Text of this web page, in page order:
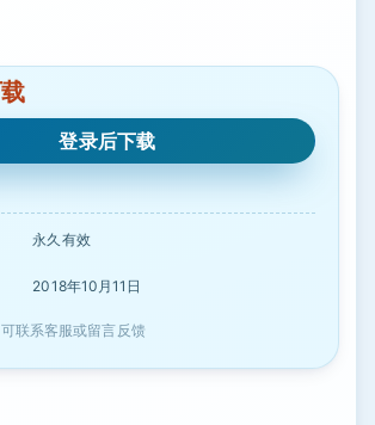
登录后下载
永久有效
2018年10月11日
联系客服或留言反馈